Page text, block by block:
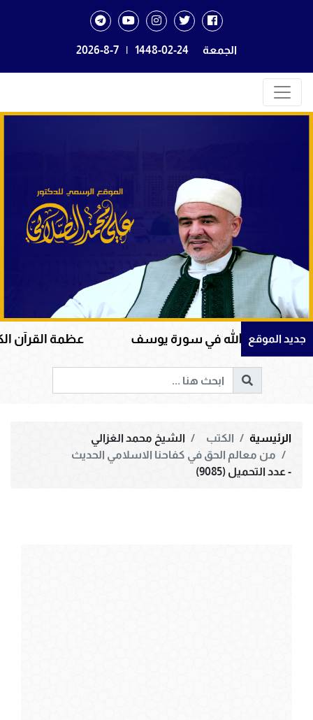
الجمعة 1448-02-24
|
2026-8-7
جديد الموقع
الله في سورة يوسف عظمة القرآن الكريم في
الرئيسية الكتب
الشيخ محمد الغزالي
من معالم الحق في كفاحنا الاسلامي الحديث
- عدد التحميل (9085)